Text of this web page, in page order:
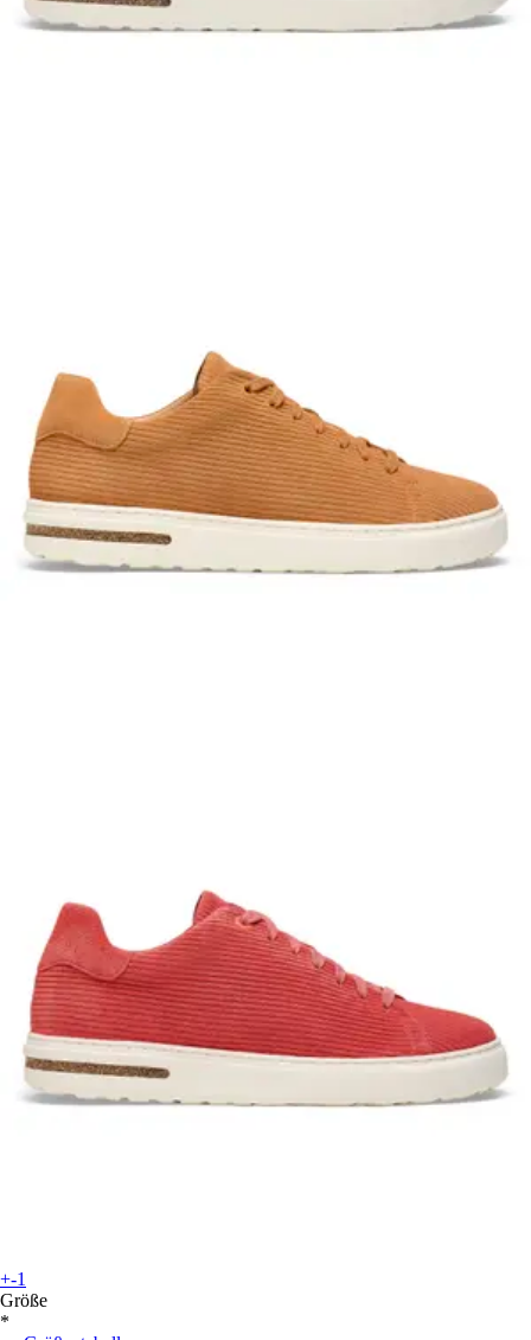
+-1
Größe
*